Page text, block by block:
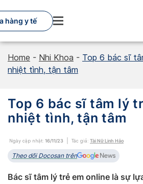
to
content
hàng y tế
Home - Nhi Khoa - Top 6 bác sĩ
nhiệt tình, tận tâm
Top 6 bác sĩ tâm lý
nhiệt tình, tận tâm
Ngày cập nhật: 16/11/23 Tác giả: Tài Nữ Linh Hảo
Theo dõi Docosan trên
Bác sĩ tâm lý trẻ em online là sự